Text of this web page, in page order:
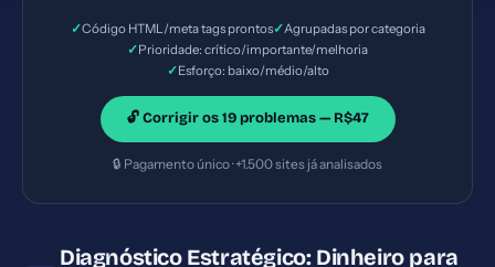
✓Código HTML/meta tags prontos✓Agrupadas por categoria
✓Prioridade: crítico/importante/melhoria
✓Esforço: baixo/médio/alto
🔓 Corrigir os 19 problemas — R$47
🔒 Pagamento único · +1.500 sites já analisados
Diagnóstico Estratégico: Dinheiro para